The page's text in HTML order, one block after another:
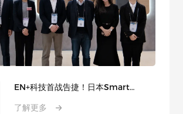
EN+科技首战告捷！日本Smart
了解更多